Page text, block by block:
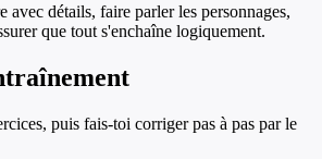
avec détails, faire parler les personnages,
que tout s'enchaîne logiquement.
puis fais-toi corriger pas à pas par le